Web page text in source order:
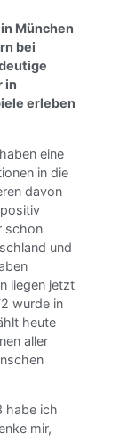
München
bei
in
erleben
eine
in die
davon
schon
und
liegen jetzt
wurde in
heute
aller
habe ich
mir,